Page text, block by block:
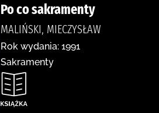
Po co sakramenty
MALIŃSKI, MIECZYSŁAW
Rok wydania: 1991
Sakramenty